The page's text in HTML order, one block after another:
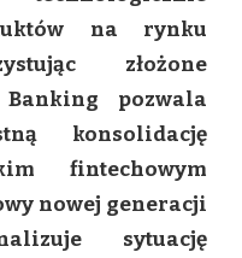
na rynku
złożone
pozwala
konsolidację
fintechowym
nowej generacji
sytuację